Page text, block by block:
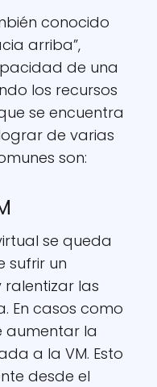
conocido
arriba”,
de una
los recursos
se encuentra
de varias
son:
se queda
sufrir un
ralentizar las
En casos como
aumentar la
a la VM. Esto
desde el